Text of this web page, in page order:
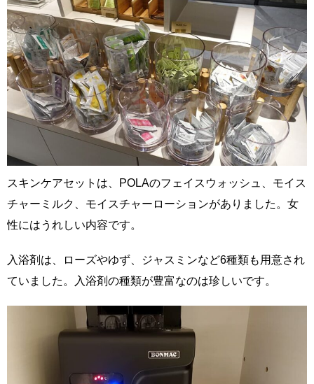
スキンケアセットは、POLAのフェイスウォッシュ、モイス
チャーミルク、モイスチャーローションがありました。女
性にはうれしい内容です。
入浴剤は、ローズやゆず、ジャスミンなど6種類も用意され
ていました。入浴剤の種類が豊富なのは珍しいです。